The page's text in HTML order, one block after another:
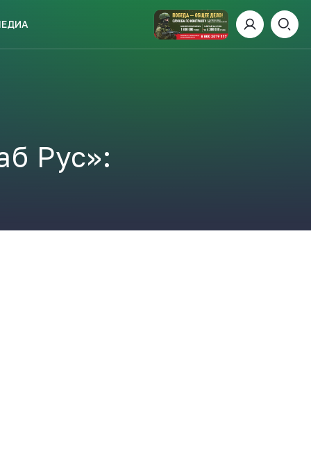
ИСКАТЬ
Рус»: